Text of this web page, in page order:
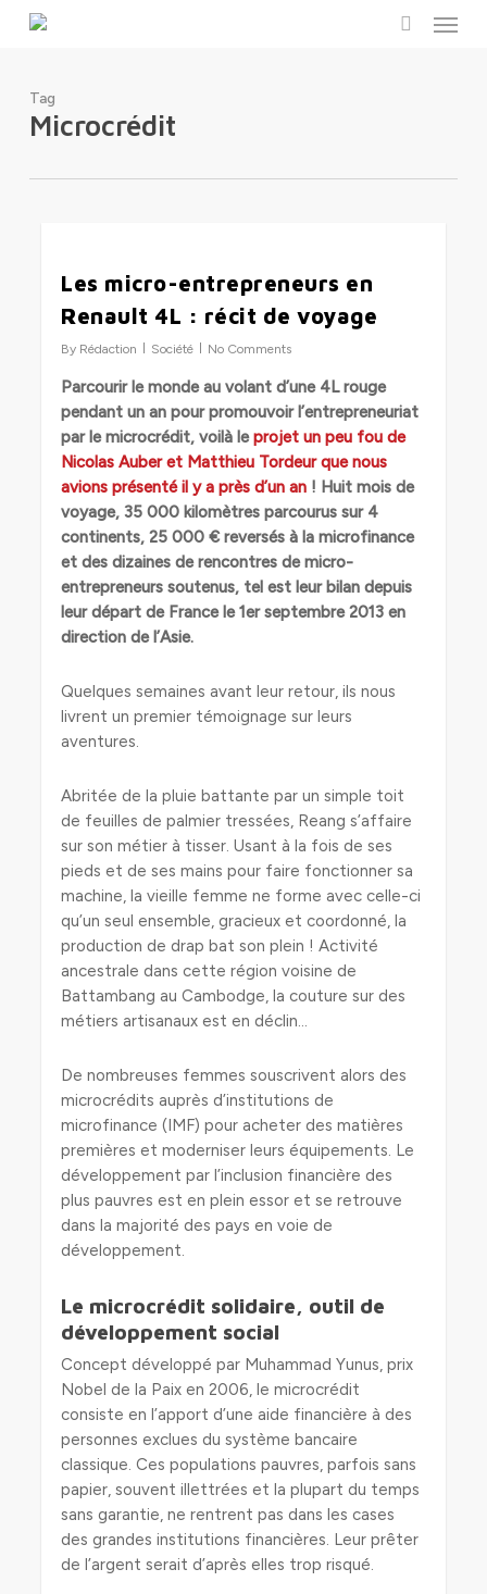
Menu
Tag
Microcrédit
Les micro-entrepreneurs en
Renault 4L : récit de voyage
By Rédaction Société No Comments
Parcourir le monde au volant d’une 4L rouge
pendant un an pour promouvoir l’entrepreneuriat
par le microcrédit, voilà leprojet un peu fou de
Nicolas Auber et Matthieu Tordeur que nous
avions présenté il y a près d’un an ! Huit mois de
voyage, 35 000 kilomètres parcourus sur 4
continents, 25 000 € reversés à la microfinance
et des dizaines de rencontres de micro-
entrepreneurs soutenus, tel est leur bilan depuis
leur départ de France le 1er septembre 2013 en
direction de l’Asie.
Quelques semaines avant leur retour, ils nous
livrent un premier témoignage sur leurs
aventures.
Abritée de la pluie battante par un simple toit
de feuilles de palmier tressées, Reang s’affaire
sur son métier à tisser. Usant à la fois de ses
pieds et de ses mains pour faire fonctionner sa
machine, la vieille femme ne forme avec celle-ci
qu’un seul ensemble, gracieux et coordonné, la
production de drap bat son plein ! Activité
ancestrale dans cette région voisine de
Battambang au Cambodge, la couture sur des
métiers artisanaux est en déclin…
De nombreuses femmes souscrivent alors des
microcrédits auprès d’institutions de
microfinance (IMF) pour acheter des matières
premières et moderniser leurs équipements. Le
développement par l’inclusion financière des
plus pauvres est en plein essor et se retrouve
dans la majorité des pays en voie de
développement.
Le microcrédit solidaire, outil de
développement social
Concept développé par Muhammad Yunus, prix
Nobel de la Paix en 2006, le microcrédit
consiste en l’apport d’une aide financière à des
personnes exclues du système bancaire
classique. Ces populations pauvres, parfois sans
papier, souvent illettrées et la plupart du temps
sans garantie, ne rentrent pas dans les cases
des grandes institutions financières. Leur prêter
de l’argent serait d’après elles trop risqué.